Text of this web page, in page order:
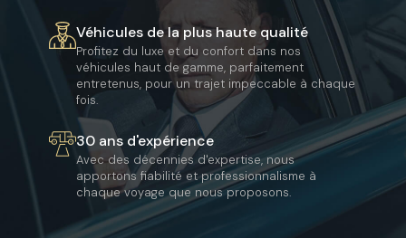
Véhicules de la plus haute qualité
Profitez du luxe et du confort dans nos
véhicules haut de gamme, parfaitement
entretenus, pour un trajet impeccable à chaque
fois.
30 ans d'expérience
Avec des décennies d'expertise, nous
apportons fiabilité et professionnalisme à
chaque voyage que nous proposons.